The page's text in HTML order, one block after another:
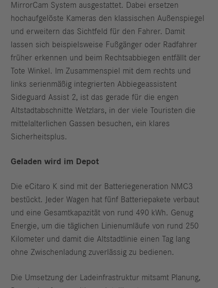
MirrorCam System ausgestattet. Dabei ersetzen
hochaufgelöste Kameras den klassischen Außenspiegel
und erweitern das Sichtfeld für den Fahrer. Damit
lassen sich beispielsweise Fußgänger oder Radfahrer
früher erkennen und beim Rechtsabbiegen entfällt der
Tote Winkel. Im Zusammenspiel mit dem rechts und
links serienmäßig integrierten Abbiegeassistent
Sideguard Assist 2, ist das gerade für die engen
Altstadtabschnitte Wetzlars, in der viele Touristen die
mittelalterlichen Gassen besuchen, ein klares
Sicherheitsplus.
Geladen wird im Depot
Die eCitaro K sind mit der Batteriegeneration NMC3
bestückt. Jeder Wagen hat fünf Batteriepakete verbaut
und eine Gesamtkapazität von rund 490 kWh. Genug
Energie, um die täglichen Linienumläufe von rund 250
Kilometer und damit die Altstadtlinie einen Tag lang
ohne Zwischenladung zuverlässig zu bedienen.
Die Umsetzung der Ladeinfrastruktur mitsamt Planung,